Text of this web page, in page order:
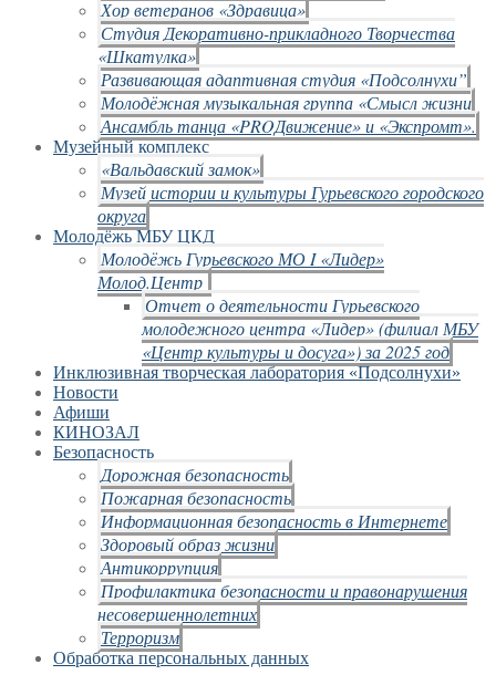
Хор ветеранов «Здравица»
Студия Декоративно-прикладного Творчества
«Шкатулка»
Развивающая адаптивная студия «Подсолнухи”
Молодёжная музыкальная группа «Смысл жизни
Ансамбль танца «PROДвижение» и «Экспромт».
Музейный комплекс
«Вальдавский замок»
Музей истории и культуры Гурьевского городского
округа
Молодёжь МБУ ЦКД
Молодёжь Гурьевского МО I «Лидер»
Молод.Центр
Отчет о деятельности Гурьевского
молодежного центра «Лидер» (филиал МБУ
«Центр культуры и досуга») за 2025 год
Инклюзивная творческая лаборатория «Подсолнухи»
Новости
Афиши
КИНОЗАЛ
Безопасность
Дорожная безопасность
Пожарная безопасность
Информационная безопасность в Интернете
Здоровый образ жизни
Антикоррупция
Профилактика безопасности и правонарушения
несовершеннолетних
Терроризм
Обработка персональных данных